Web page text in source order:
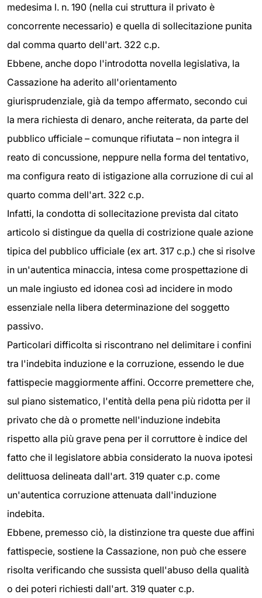
medesima l. n. 190 (nella cui struttura il privato è
concorrente necessario) e quella di sollecitazione punita
dal comma quarto dell'art. 322 c.p.
Ebbene, anche dopo l'introdotta novella legislativa, la
Cassazione ha aderito all'orientamento
giurisprudenziale, già da tempo affermato, secondo cui
la mera richiesta di denaro, anche reiterata, da parte del
pubblico ufficiale – comunque rifiutata – non integra il
reato di concussione, neppure nella forma del tentativo,
ma configura reato di istigazione alla corruzione di cui al
quarto comma dell'art. 322 c.p.
Infatti, la condotta di sollecitazione prevista dal citato
articolo si distingue da quella di costrizione quale azione
tipica del pubblico ufficiale (ex art. 317 c.p.) che si risolve
in un'autentica minaccia, intesa come prospettazione di
un male ingiusto ed idonea così ad incidere in modo
essenziale nella libera determinazione del soggetto
passivo.
Particolari difficolta si riscontrano nel delimitare i confini
tra l'indebita induzione e la corruzione, essendo le due
fattispecie maggiormente affini. Occorre premettere che,
sul piano sistematico, l'entità della pena più ridotta per il
privato che dà o promette nell'induzione indebita
rispetto alla più grave pena per il corruttore è indice del
fatto che il legislatore abbia considerato la nuova ipotesi
delittuosa delineata dall'art. 319 quater c.p. come
un'autentica corruzione attenuata dall'induzione
indebita.
Ebbene, premesso ciò, la distinzione tra queste due affini
fattispecie, sostiene la Cassazione, non può che essere
risolta verificando che sussista quell'abuso della qualità
o dei poteri richiesti dall'art. 319 quater c.p.